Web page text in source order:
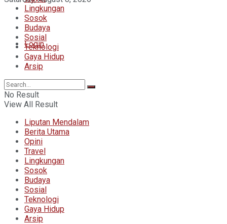
Login
Lingkungan
Sosok
Budaya
Sosial
Teknologi
Gaya Hidup
Arsip
No Result
View All Result
Liputan Mendalam
Berita Utama
Opini
Travel
Lingkungan
Sosok
Budaya
Sosial
Teknologi
Gaya Hidup
Arsip